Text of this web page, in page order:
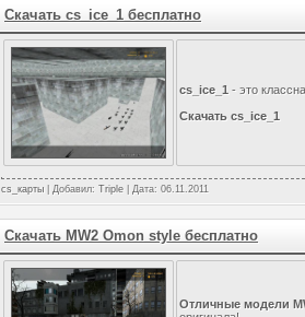
Скачать cs_ice_1 бесплатно
cs_ice_1 - это
Скачать cs_ice_1
cs_карты | Добавил: Triple | Дата: 06.11.2011
Скачать MW2 Omon style бесплатно
Отличные модели